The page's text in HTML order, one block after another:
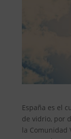
España es el
de vidrio, por
la Comunidad